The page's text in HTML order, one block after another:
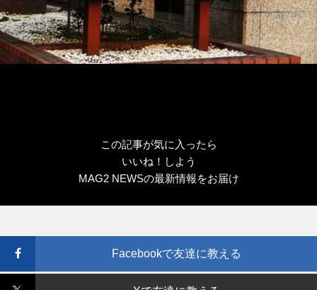
この記事が気に入ったら
いいね！しよう
MAG2 NEWSの最新情報をお届け
Facebookで友達に教える